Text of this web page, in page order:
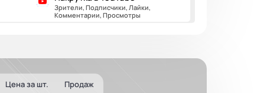
Зрители, Подписчики, Лайки,
Комментарии, Просмотры
Цена за шт. Продаж